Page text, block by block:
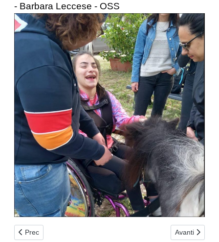
- Barbara Leccese - OSS
Articolo precedente: La Provincia di Brindisi aderisce al lutto
Prec Articolo
Avanti